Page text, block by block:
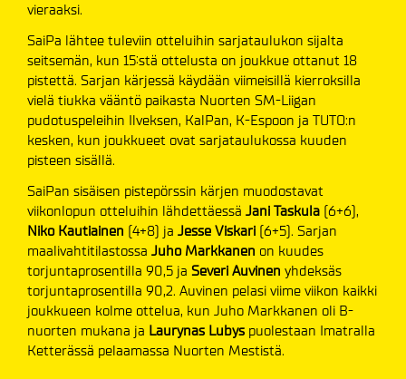
vieraaksi.
SaiPa lähtee tuleviin otteluihin sarjataulukon sijalta
seitsemän, kun 15:stä ottelusta on joukkue ottanut 18
pistettä. Sarjan kärjessä käydään viimeisillä kierroksilla
vielä tiukka vääntö paikasta Nuorten SM-Liigan
pudotuspeleihin Ilveksen, KalPan, K-Espoon ja TUTO:n
kesken, kun joukkueet ovat sarjataulukossa kuuden
pisteen sisällä.
SaiPan sisäisen pistepörssin kärjen muodostavat
viikonlopun otteluihin lähdettäessä Jani Taskula (6+6),
Niko Kautiainen (4+8) ja Jesse Viskari (6+5). Sarjan
maalivahtitilastossa Juho Markkanen on kuudes
torjuntaprosentilla 90,5 ja Severi Auvinen yhdeksäs
torjuntaprosentilla 90,2. Auvinen pelasi viime viikon kaikki
joukkueen kolme ottelua, kun Juho Markkanen oli B-
nuorten mukana ja Laurynas Lubys puolestaan Imatralla
Ketterässä pelaamassa Nuorten Mestistä.